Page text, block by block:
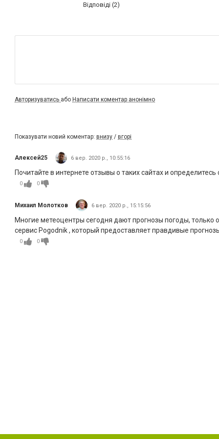
Відповіді (2)
Авторизуватись або Написати коментар анонімно
Показувати новий коментар: внизу / вгорі
Алексей25 6 вер. 2020 р., 10:55:16
Почитайте в интернете отзывы о таких сайтах и определитесь
0 0
Михаил Молотков 6 вер. 2020 р., 15:15:56
Многие метеоцентры сегодня дают прогнозы погоды, только
сервис Pogodnik , который предоставляет правдивые
0 0